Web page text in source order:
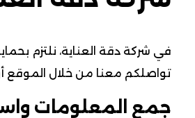
في شركة دقة العناية، نلتزم
تواصلكم معنا من خلال الموقع
جمع المعلومات